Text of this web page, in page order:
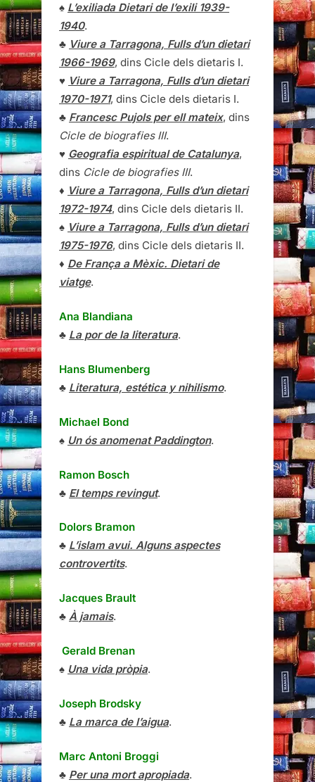
♠ L’exiliada Dietari de l’exili 1939-
1940.
♣ Viure a Tarragona, Fulls d’un dietari
1966-1969, dins Cicle dels dietaris I.
♥ Viure a Tarragona, Fulls d’un dietari
1970-1971, dins Cicle dels dietaris I.
♣ Francesc Pujols per ell mateix, dins
Cicle de biografies III.
♥ Geografia espiritual de Catalunya,
dins Cicle de biografies III.
♦ Viure a Tarragona, Fulls d’un dietari
1972-1974, dins Cicle dels dietaris II.
♠ Viure a Tarragona, Fulls d’un dietari
1975-1976, dins Cicle dels dietaris II.
♦ De França a Mèxic. Dietari de
viatge.
Ana Blandiana
♣ La por de la literatura.
Hans Blumenberg
♣ Literatura, estética y nihilismo.
Michael Bond
♠ Un ós anomenat Paddington.
Ramon Bosch
♣ El temps revingut.
Dolors Bramon
♣ L’islam avui. Alguns aspectes
controvertits.
Jacques Brault
♣ À jamais.
Gerald Brenan
♠ Una vida pròpia.
Joseph Brodsky
♣ La marca de l’aigua.
Marc Antoni Broggi
♣ Per una mort apropiada.